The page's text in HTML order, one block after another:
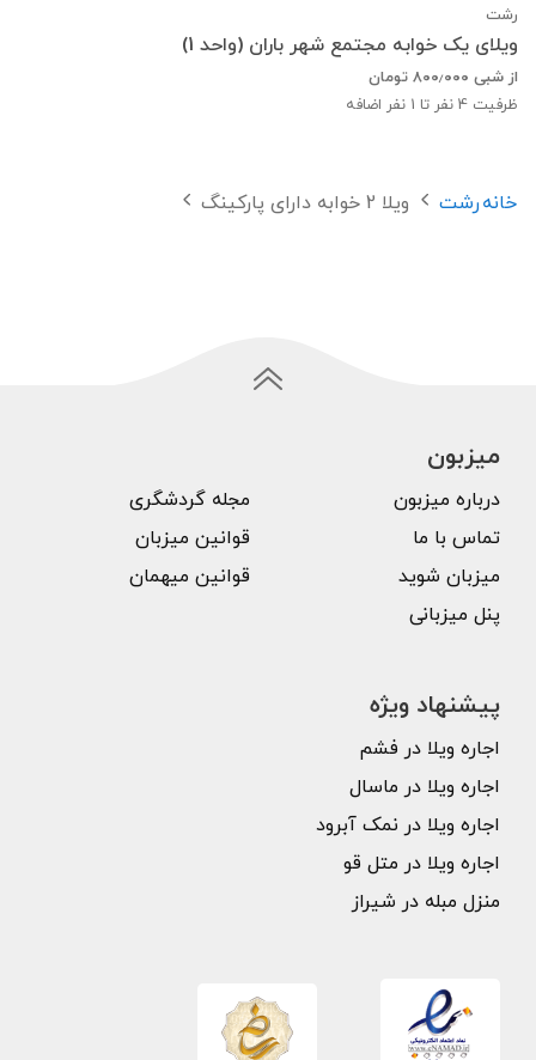
رشت
ویلای یک خوابه مجتمع شهر باران (واحد 1)
از شبی ۸۰۰٫۰۰۰ تومان
ظرفیت 4 نفر تا 1 نفر اضافه
خانهرشت ویلا 2 خوابه دارای پارکینگ
میزبون
درباره میزبون
تماس با ما
میزبان شوید
پنل میزبانی
مجله گردشگری
قوانین میزبان
قوانین میهمان
پیشنهاد ویژه
اجاره ویلا در فشم
اجاره ویلا در ماسال
اجاره ویلا در نمک آبرود
اجاره ویلا در متل قو
منزل مبله در شیراز